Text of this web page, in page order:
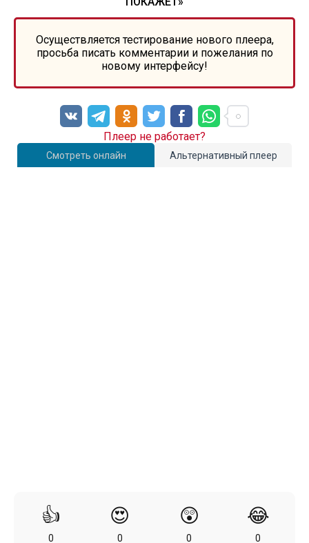
Осуществляется тестирование нового плеера,
просьба писать комментарии и пожелания по
новому интерфейсу!
Смотреть онлайн Альтернативный плеер
Плеер не работает?
👍
0
😍
0
😲
0
😂
0